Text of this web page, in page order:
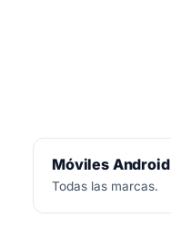
Móviles Android
Todas las marcas.